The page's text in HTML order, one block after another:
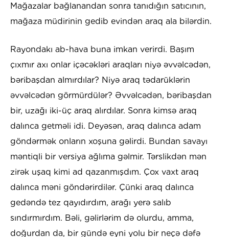
Mağazalar bağlanandan sonra tanıdığın satıcının,
mağaza müdirinin gedib evindən araq ala bilərdin.
Rayondakı ab-hava buna imkan verirdi. Başım
çıxmır axı onlar içəcəkləri araqları niyə əvvəlcədən,
bəribaşdan almırdılar? Niyə araq tədarüklərin
əvvəlcədən görmürdülər? Əvvəlcədən, bəribaşdan
bir, uzağı iki-üç araq alırdılar. Sonra kimsə araq
dalınca getməli idi. Deyəsən, araq dalınca adam
göndərmək onların xoşuna gəlirdi. Bundan savayı
məntiqli bir versiya ağlıma gəlmir. Tərslikdən mən
zirək uşaq kimi ad qazanmışdım. Çox vaxt araq
dalınca məni göndərirdilər. Çünki araq dalınca
gedəndə tez qayıdırdım, arağı yerə salıb
sındırmırdım. Bəli, gəlirlərim də olurdu, amma,
doğurdan da, bir gündə eyni yolu bir neçə dəfə